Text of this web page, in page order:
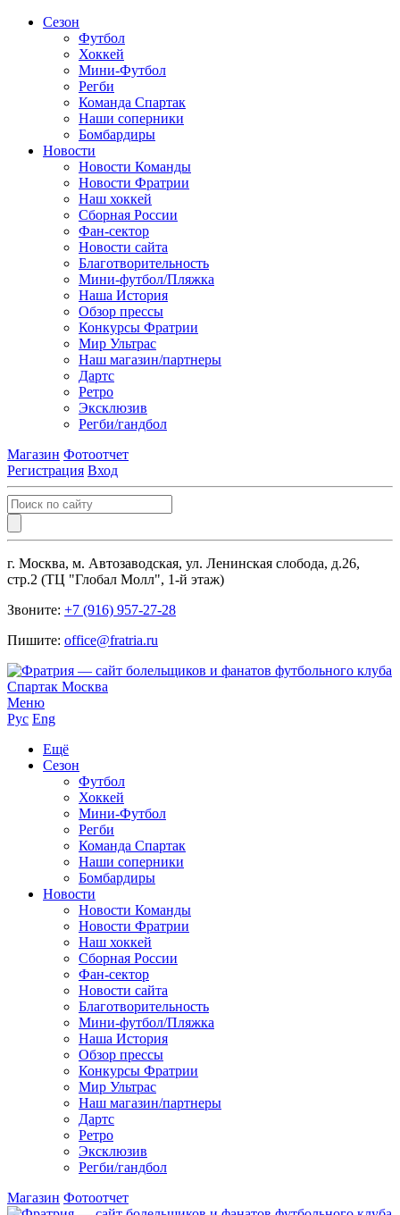
Сезон
Футбол
Хоккей
Мини-Футбол
Регби
Команда Спартак
Наши соперники
Бомбардиры
Новости
Новости Команды
Новости Фратрии
Наш хоккей
Сборная России
Фан-cектор
Новости сайта
Благотворительность
Мини-футбол/Пляжка
Наша История
Обзор прессы
Конкурсы Фратрии
Мир Ультрас
Наш магазин/партнеры
Дартс
Ретро
Эксклюзив
Регби/гандбол
Магазин Фотоотчет
Регистрация Вход
г. Москва, м. Автозаводская, ул. Ленинская слобода, д.26,
стр.2 (ТЦ "Глобал Молл", 1-й этаж)
Звоните: +7 (916) 957-27-28
Пишите: office@fratria.ru
Меню
Рус Eng
Ещё
Сезон
Футбол
Хоккей
Мини-Футбол
Регби
Команда Спартак
Наши соперники
Бомбардиры
Новости
Новости Команды
Новости Фратрии
Наш хоккей
Сборная России
Фан-cектор
Новости сайта
Благотворительность
Мини-футбол/Пляжка
Наша История
Обзор прессы
Конкурсы Фратрии
Мир Ультрас
Наш магазин/партнеры
Дартс
Ретро
Эксклюзив
Регби/гандбол
Магазин Фотоотчет